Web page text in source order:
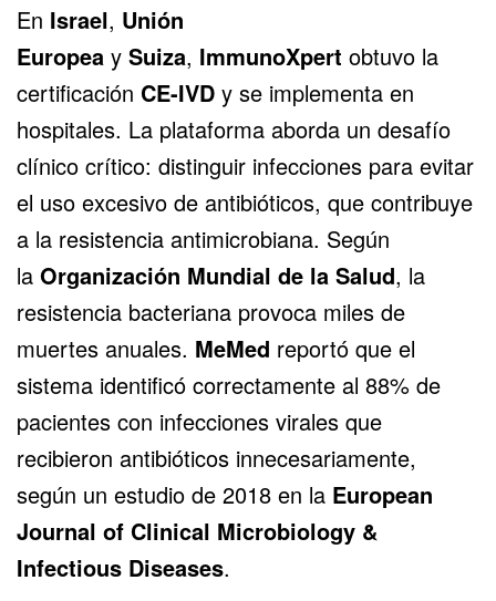
En Israel, Unión
Europea y Suiza, ImmunoXpert obtuvo la
certificación CE-IVD y se implementa en
hospitales. La plataforma aborda un desafío
clínico crítico: distinguir infecciones para evitar
el uso excesivo de antibióticos, que contribuye
a la resistencia antimicrobiana. Según
la Organización Mundial de la Salud, la
resistencia bacteriana provoca miles de
muertes anuales. MeMed reportó que el
sistema identificó correctamente al 88% de
pacientes con infecciones virales que
recibieron antibióticos innecesariamente,
según un estudio de 2018 en la European
Journal of Clinical Microbiology &
Infectious Diseases.